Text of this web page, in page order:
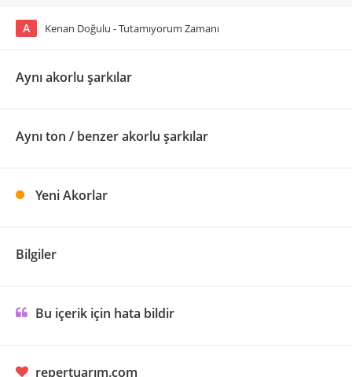
A Kenan Doğulu - Tutamıyorum Zamanı
Aynı akorlu şarkılar
Aynı ton / benzer akorlu şarkılar
Yeni Akorlar
Bilgiler
Bu içerik için hata bildir
repertuarım.com